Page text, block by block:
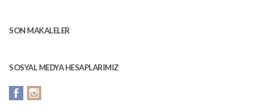
SON MAKALELER
SOSYAL MEDYA HESAPLARIMIZ